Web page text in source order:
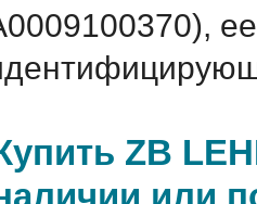
ZB
или